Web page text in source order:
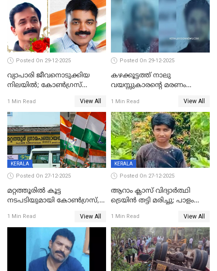
Posted On 29-12-2025
വ്യാപാരി ജീവനൊടുക്കിയ
നിലയില്‍; കോണ്‍ഗ്രസ്
മാനസികപീഡനമെന്ന് കുറിപ്പ്
1 Min Read View All
Posted On 29-12-2025
കഴക്കൂട്ടത്ത് നാലു
വയസ്സുകാരന്റെ മരണം
സുഹൃത്തും പൊലീസ്
കസ്റ്റഡിയിൽ
1 Min Read View All
KERALA
Posted On 27-12-2025
മറ്റത്തൂരിൽ കൂട്ട
നടപടിയുമായി കോണ്‍ഗ്രസ്,
എട്ട് പേര്‍ ഉള്‍പ്പെടെ
പത്തുപേരെ പുറത്താക്കി,
ചൊവ്വന്നൂരിലും നടപടി
1 Min Read View All
KERALA
Posted On 27-12-2025
ആറാം ക്ലാസ് വിദ്യാർത്ഥി
ട്രെയിൻ തട്ടി മരിച്ചു; പാളം
അപകടം മലപ്പുറത്ത്
1 Min Read View All